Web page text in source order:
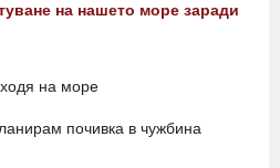
на нашето море заради
на море
почивка в чужбина